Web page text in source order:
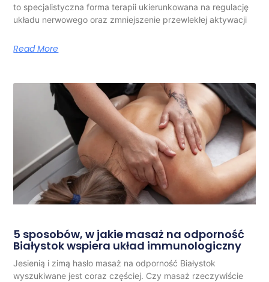
to specjalistyczna forma terapii ukierunkowana na regulację
układu nerwowego oraz zmniejszenie przewlekłej aktywacji
Read More
5 sposobów, w jakie masaż na odporność
Białystok wspiera układ immunologiczny
Jesienią i zimą hasło masaż na odporność Białystok
wyszukiwane jest coraz częściej. Czy masaż rzeczywiście